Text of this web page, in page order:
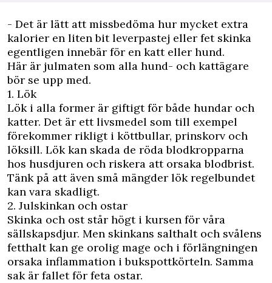
- Det är lätt att missbedöma hur mycket extra
kalorier en liten bit leverpastej eller fet skinka
egentligen innebär för en katt eller hund.
Här är julmaten som alla hund- och kattägare
bör se upp med.
1. Lök
Lök i alla former är giftigt för både hundar och
katter. Det är ett livsmedel som till exempel
förekommer rikligt i köttbullar, prinskorv och
löksill. Lök kan skada de röda blodkropparna
hos husdjuren och riskera att orsaka blodbrist.
Tänk på att även små mängder lök regelbundet
kan vara skadligt.
2. Julskinkan och ostar
Skinka och ost står högt i kursen för våra
sällskapsdjur. Men skinkans salthalt och svålens
fetthalt kan ge orolig mage och i förlängningen
orsaka inflammation i bukspottkörteln. Samma
sak är fallet för feta ostar.